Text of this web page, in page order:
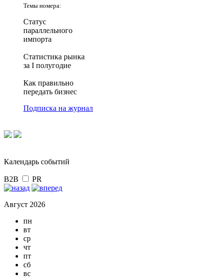
Темы номера:
Статус
параллельного
импорта
Статистика рынка
за I полугодие
Как правильно
передать бизнес
Подписка на журнал
Календарь событий
B2B PR
Август 2026
пн
вт
ср
чт
пт
сб
вс